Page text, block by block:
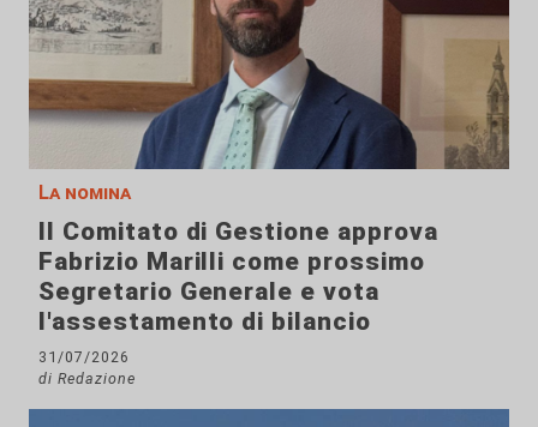
La nomina
Il Comitato di Gestione approva
Fabrizio Marilli come prossimo
Segretario Generale e vota
l'assestamento di bilancio
31/07/2026
di Redazione